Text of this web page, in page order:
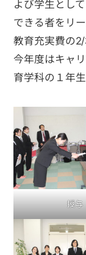
よび学生とし
できる者をリ
教育充実費の
今年度はキャ
育学科の１年
授与